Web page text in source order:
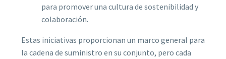
para promover una cultura de sostenibilidad y
colaboración.
Estas iniciativas proporcionan un marco general para
la cadena de suministro en su conjunto, pero cada